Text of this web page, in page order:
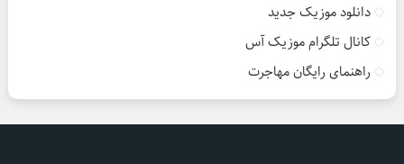
دانلود موزیک جدید
کانال تلگرام موزیک آس
راهنمای رایگان مهاجرت